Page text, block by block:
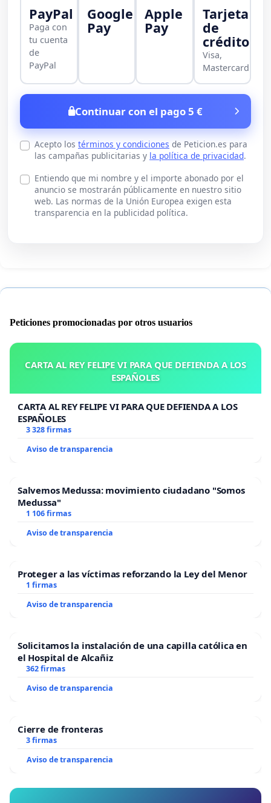
PayPal
Paga con
tu cuenta
de
PayPal
Google
Pay
Apple
Pay
Tarjeta
de
crédito
Visa,
Mastercard
Continuar con el pago 5 €
Acepto los términos y condiciones de Peticion.es para
las campañas publicitarias y la política de privacidad.
Entiendo que mi nombre y el importe abonado por el
anuncio se mostrarán públicamente en nuestro sitio
web. Las normas de la Unión Europea exigen esta
transparencia en la publicidad política.
Peticiones promocionadas por otros usuarios
CARTA AL REY FELIPE VI PARA QUE DEFIENDA A LOS
ESPAÑOLES
CARTA AL REY FELIPE VI PARA QUE DEFIENDA A LOS
ESPAÑOLES
3 328 firmas
Aviso de transparencia
Salvemos Medussa: movimiento ciudadano "Somos
Medussa"
1 106 firmas
Aviso de transparencia
Proteger a las víctimas reforzando la Ley del Menor
1 firmas
Aviso de transparencia
Solicitamos la instalación de una capilla católica en
el Hospital de Alcañiz
362 firmas
Aviso de transparencia
Cierre de fronteras
3 firmas
Aviso de transparencia